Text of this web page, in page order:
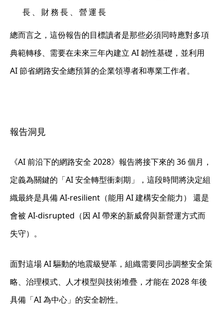
長、財務長、營運長
總而言之，這份報告的目標讀者是那些必須同時應對多項
典範轉移、需要在未來三年內建立 AI 韌性基礎，並利用
AI 節省網路安全總預算的企業領導者和專業工作者。
報告洞見
《AI 前沿下的網路安全 2028》報告將接下來的 36 個月，
定義為關鍵的「AI 安全轉型衝刺期」，這段時間將決定組
織最終是具備AI-resilient（能用 AI 建構安全能力）
還是
會被 AI-disrupted（因 AI 帶來的新威脅與新營運方式而
失守）。
面對這場 AI 驅動的地震級變革，組織需要同步調整安全策
略、治理模式、人才模型與技術堆疊，才能在 2028 年後
具備「AI 為中心」的安全韌性。